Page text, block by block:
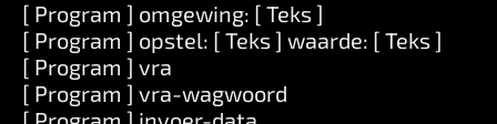
[ Program ] omgewing: [ Teks ]
[ Program ] opstel: [ Teks ] waarde: [ Teks ]
[ Program ] vra
[ Program ] vra-wagwoord